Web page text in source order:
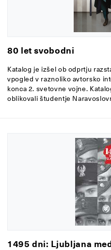
80 let svobodni
Katalog je izšel ob odprtju
vpogled v raznoliko avtorsko
konca 2. svetovne vojne.
oblikovali študentje
1495 dni: Ljubljana